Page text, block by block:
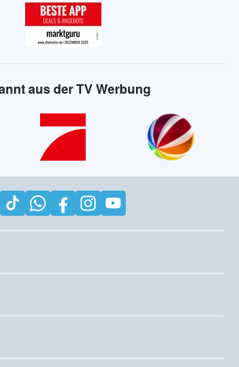
aus der TV Werbung